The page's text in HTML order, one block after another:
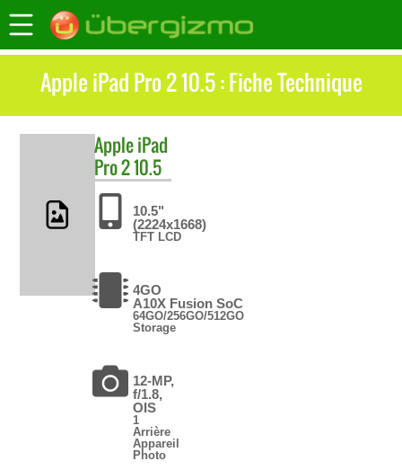
Apple iPad Pro 2 10.5 : Fiche Technique
AppleiPad
Pro 2 10.5
10.5"
(2224x1668)
TFT LCD
4GO
A10X Fusion SoC
64GO/256GO/512GO
Storage
12-MP,
f/1.8,
OIS
1
Arrière
Appareil
Photo